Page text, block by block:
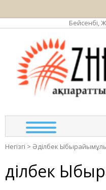
Бейсенбі,
Негізгі > Әділбек
Әділбек